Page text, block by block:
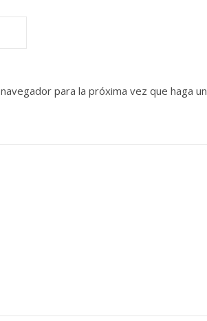
para la próxima vez que haga un